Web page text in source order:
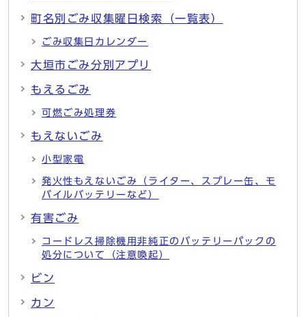
町名別ごみ収集曜日検索（一覧表）
ごみ収集日カレンダー
大垣市ごみ分別アプリ
もえるごみ
可燃ごみ処理券
もえないごみ
小型家電
発火性もえないごみ（ライター、スプレー缶、モ
バイルバッテリーなど）
有害ごみ
コードレス掃除機用非純正のバッテリーパックの
処分について（注意喚起）
ビン
カン